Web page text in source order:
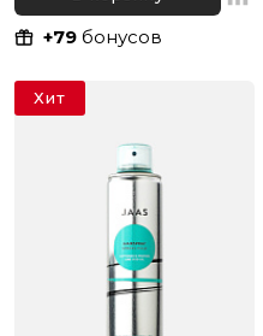
+79 бонусов
Хит